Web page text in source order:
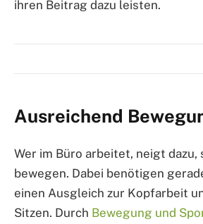
ihren Beitrag dazu leisten.
Ausreichend
Wer im Büro arbeitet, neigt dazu,
bewegen. Dabei benötigen
einen Ausgleich zur Kopfarbeit
Sitzen. Durch Bewegung und